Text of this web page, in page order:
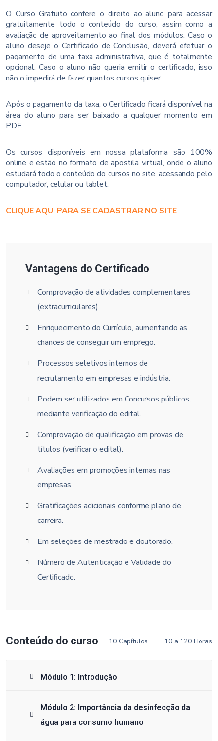
O Curso Gratuito confere o direito ao aluno para acessar
gratuitamente todo o conteúdo do curso, assim como a
avaliação de aproveitamento ao final dos módulos. Caso o
aluno deseje o Certificado de Conclusão, deverá efetuar o
pagamento de uma taxa administrativa, que é totalmente
opcional. Caso o aluno não queria emitir o certificado, isso
não o impedirá de fazer quantos cursos quiser.
Após o pagamento da taxa, o Certificado ficará disponível na
área do aluno para ser baixado a qualquer momento em
PDF.
Os cursos disponíveis em nossa plataforma são 100%
online e estão no formato de apostila virtual, onde o aluno
estudará todo o conteúdo do cursos no site, acessando pelo
computador, celular ou tablet.
CLIQUE AQUI PARA SE CADASTRAR NO SITE
Vantagens do Certificado
Comprovação de atividades complementares
(extracurriculares).
Enriquecimento do Currículo, aumentando as
chances de conseguir um emprego.
Processos seletivos internos de
recrutamento em empresas e indústria.
Podem ser utilizados em Concursos públicos,
mediante verificação do edital.
Comprovação de qualificação em provas de
títulos (verificar o edital).
Avaliações em promoções internas nas
empresas.
Gratificações adicionais conforme plano de
carreira.
Em seleções de mestrado e doutorado.
Número de Autenticação e Validade do
Certificado.
Conteúdo do curso 10 Capítulos 10 a 120 Horas
Módulo 1: Introdução
Módulo 2: Importância da desinfecção da
água para consumo humano